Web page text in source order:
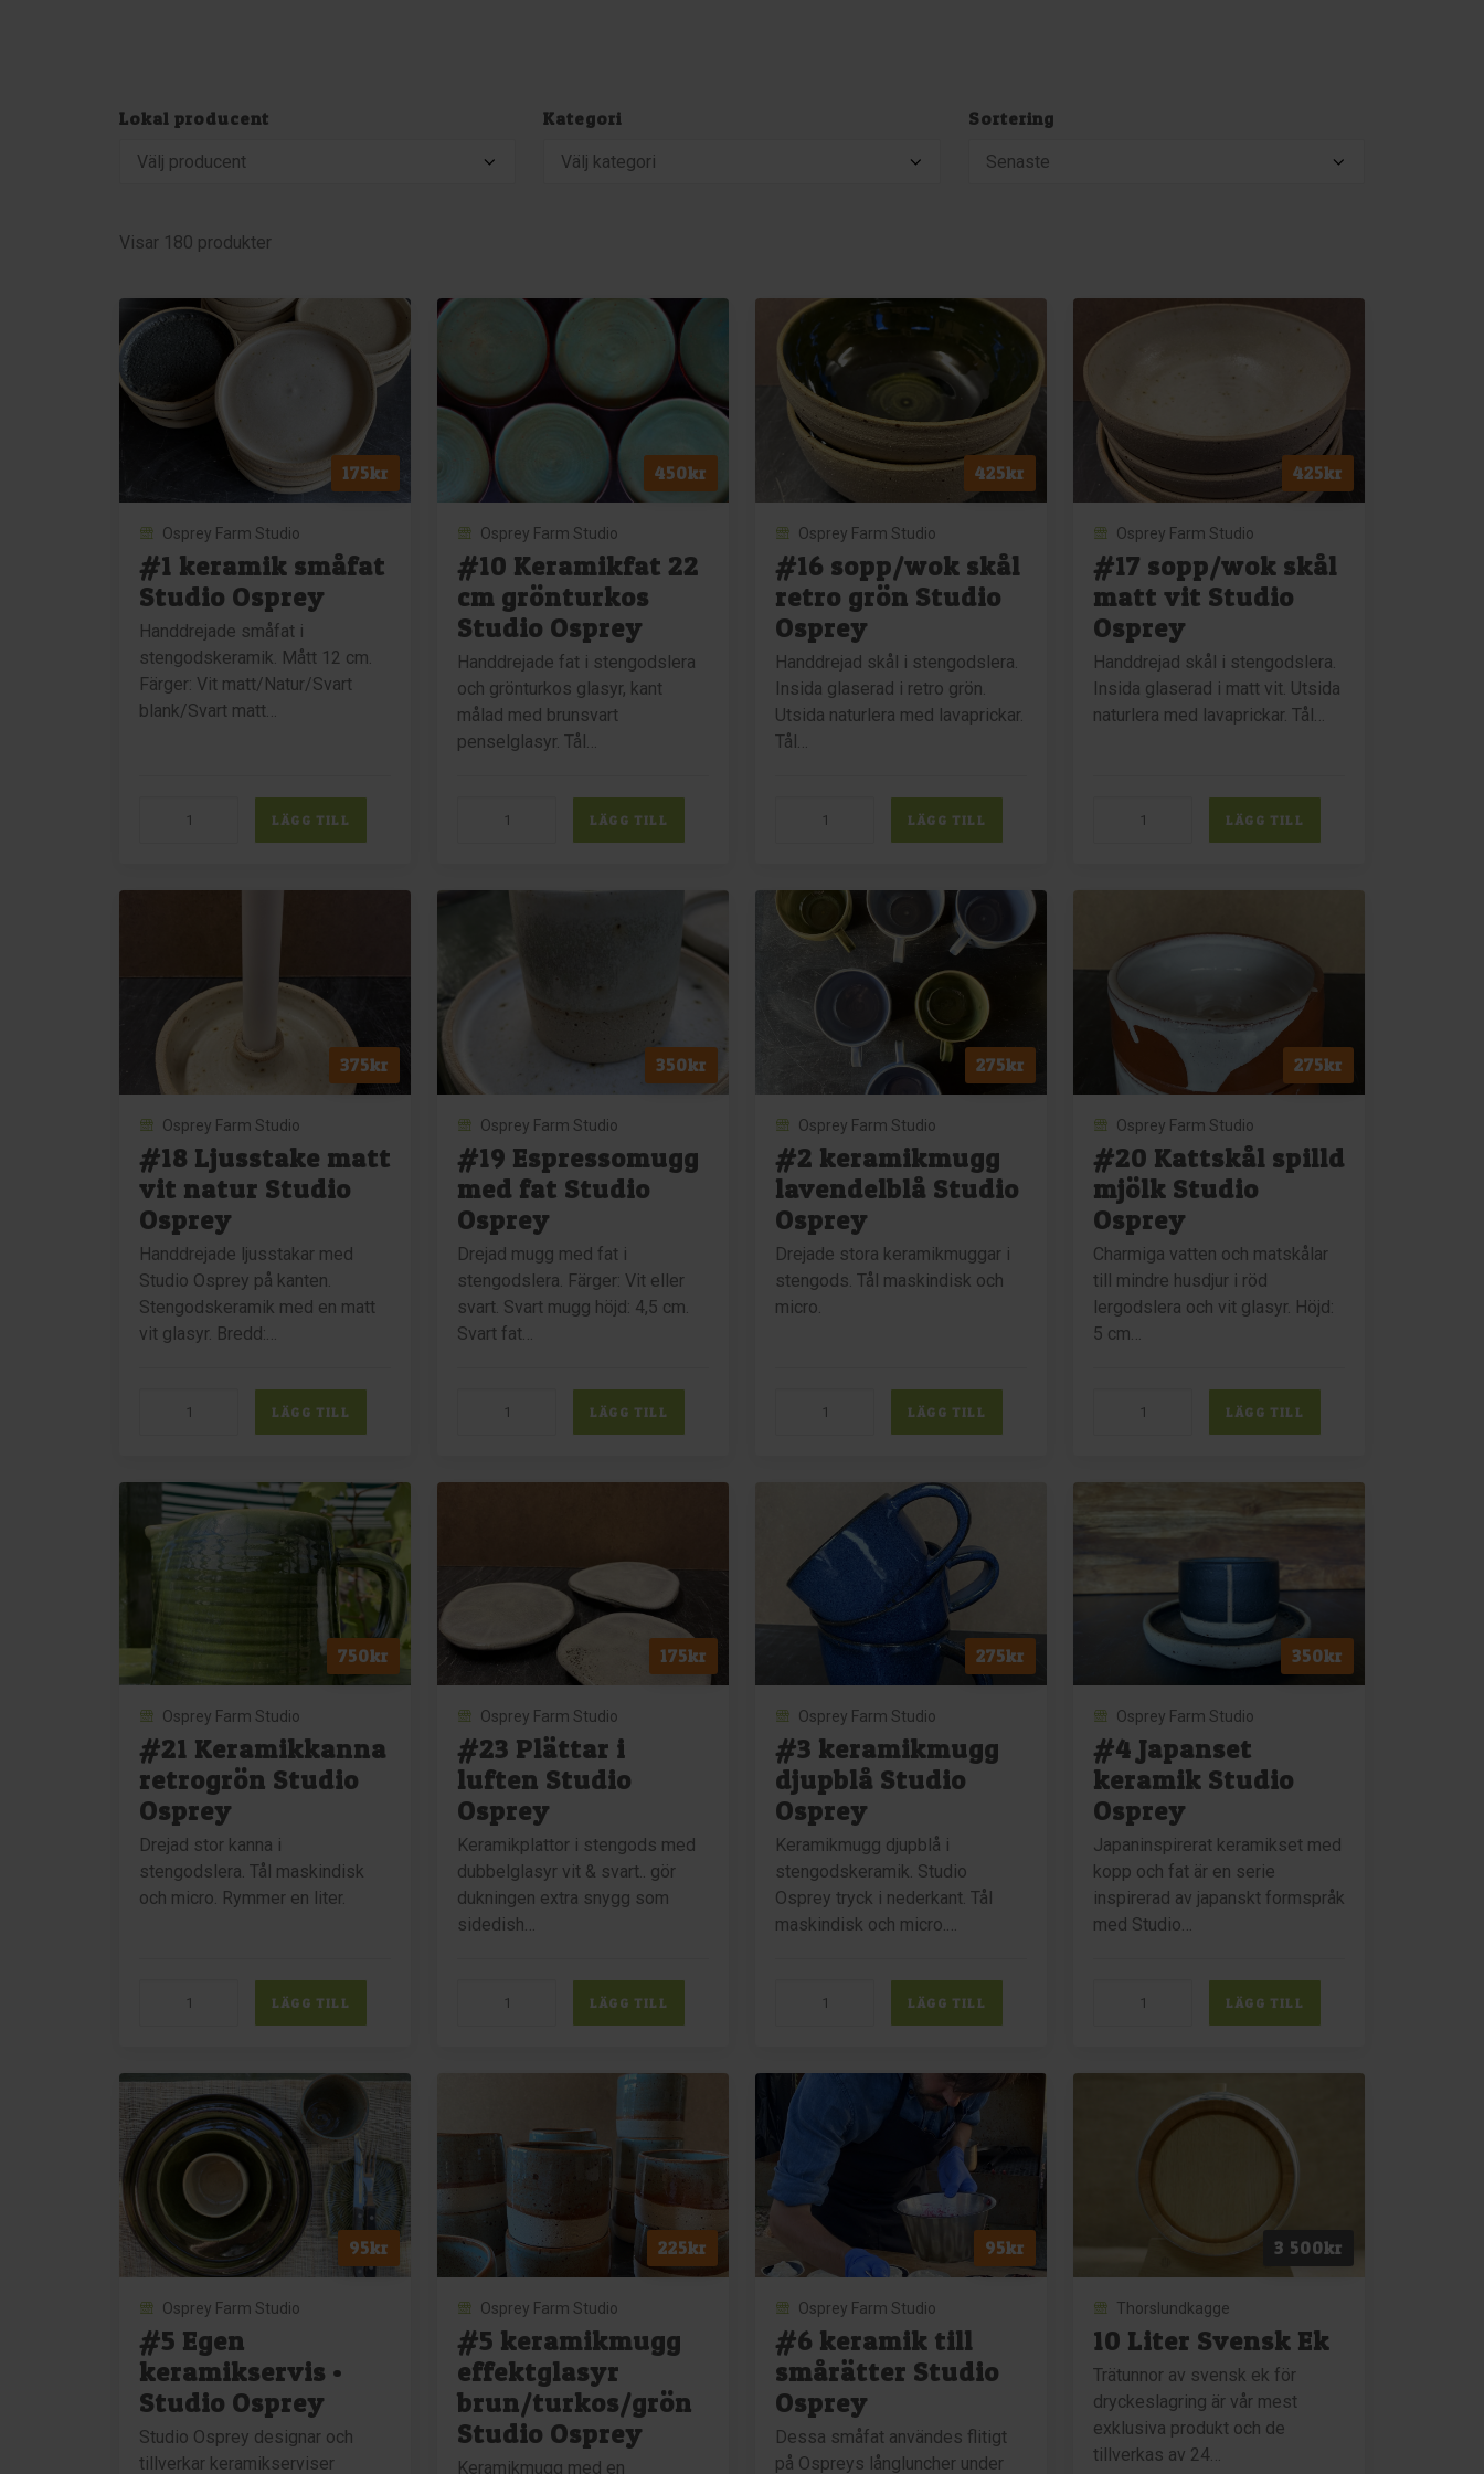
Lokal producent Kategori Sortering
Visar 180 produkter
175kr
Osprey Farm Studio
#1 keramik småfat
Studio Osprey
Handdrejade småfat i
stengodskeramik. Mått 12 cm.
Färger: Vit matt/Natur/Svart
blank/Svart matt…
LÄGG TILL
450kr
Osprey Farm Studio
#10 Keramikfat 22
cm grönturkos
Studio Osprey
Handdrejade fat i stengodslera
och grönturkos glasyr, kant
målad med brunsvart
penselglasyr. Tål…
Studio
Osprey
LÄGG TILL
425kr
Osprey Farm Studio
#16 sopp/wok skål
retro grön Studio
Osprey
Handdrejad skål i stengodslera.
Insida glaserad i retro grön.
Utsida naturlera med lavaprickar.
Tål…
retro
grön
Osprey
mängd
LÄGG TILL
425kr
Osprey Farm Studio
#17 sopp/wok skål
matt vit Studio
Osprey
Handdrejad skål i stengodslera.
Insida glaserad i matt vit. Utsida
naturlera med lavaprickar. Tål…
Osprey
mängd
LÄGG TILL
375kr
Osprey Farm Studio
#18 Ljusstake matt
vit natur Studio
Osprey
Handdrejade ljusstakar med
Studio Osprey på kanten.
Stengodskeramik med en matt
vit glasyr. Bredd:…
natur
Studio
LÄGG TILL
350kr
Osprey Farm Studio
#19 Espressomugg
med fat Studio
Osprey
Drejad mugg med fat i
stengodslera. Färger: Vit eller
svart. Svart mugg höjd: 4,5 cm.
Svart fat…
Espressomugg
mängd
LÄGG TILL
275kr
Osprey Farm Studio
#2 keramikmugg
lavendelblå Studio
Osprey
Drejade stora keramikmuggar i
stengods. Tål maskindisk och
micro.
mängd
LÄGG TILL
275kr
Osprey Farm Studio
#20 Kattskål spilld
mjölk Studio
Osprey
Charmiga vatten och matskålar
till mindre husdjur i röd
lergodslera och vit glasyr. Höjd:
5 cm…
Osprey
LÄGG TILL
750kr
Osprey Farm Studio
#21 Keramikkanna
retrogrön Studio
Osprey
Drejad stor kanna i
stengodslera. Tål maskindisk
och micro. Rymmer en liter.
Studio
Osprey
mängd
LÄGG TILL
175kr
Osprey Farm Studio
#23 Plättar i
luften Studio
Osprey
Keramikplattor i stengods med
dubbelglasyr vit & svart.. gör
dukningen extra snygg som
sidedish…
Osprey
LÄGG TILL
275kr
Osprey Farm Studio
#3 keramikmugg
djupblå Studio
Osprey
Keramikmugg djupblå i
stengodskeramik. Studio
Osprey tryck i nederkant. Tål
maskindisk och micro.…
Studio
Osprey
mängd
LÄGG TILL
350kr
Osprey Farm Studio
#4 Japanset
keramik Studio
Osprey
Japaninspirerat keramikset med
kopp och fat är en serie
inspirerad av japanskt formspråk
med Studio…
mängd
LÄGG TILL
95kr
Osprey Farm Studio
#5 Egen
keramikservis •
Studio Osprey
Studio Osprey designar och
tillverkar keramikserviser
225kr
Osprey Farm Studio
#5 keramikmugg
effektglasyr
brun/turkos/grön
Studio Osprey
Keramikmugg med en
95kr
Osprey Farm Studio
#6 keramik till
smårätter Studio
Osprey
Dessa småfat användes flitigt
på Ospreys långluncher under
3 500kr
Thorslundkagge
10 Liter Svensk Ek
Trätunnor av svensk ek för
dryckeslagring är vår mest
exklusiva produkt och de
tillverkas av 24…